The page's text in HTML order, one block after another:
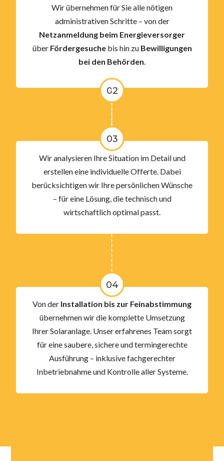
02
Wir übernehmen für Sie alle nötigen
administrativen Schritte – von der
Netzanmeldung beim Energieversorger
über Fördergesuchebis hin zu Bewilligungen
bei den Behörden
03
Wir analysieren Ihre Situation im Detail und
erstellen eine individuelle Offerte. Dabei
berücksichtigen wir Ihre persönlichen Wünsche
– für eine Lösung, die technisch und
wirtschaftlich optimal passt.
04
Von der Installation bis zur Feinabstimmung
übernehmen wir die komplette Umsetzung
Ihrer Solaranlage. Unser erfahrenes Team sorgt
für eine saubere, sichere und termingerechte
Ausführung – inklusive fachgerechter
Inbetriebnahme und Kontrolle aller Systeme.